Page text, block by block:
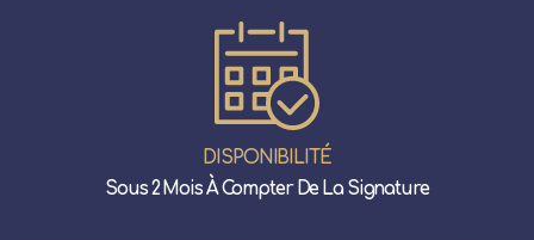
DISPONIBILITÉ
Sous 2 Mois À Compter De La Signature